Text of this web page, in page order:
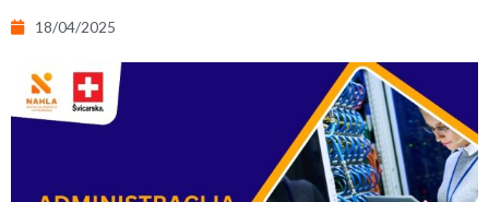
18/04/2025